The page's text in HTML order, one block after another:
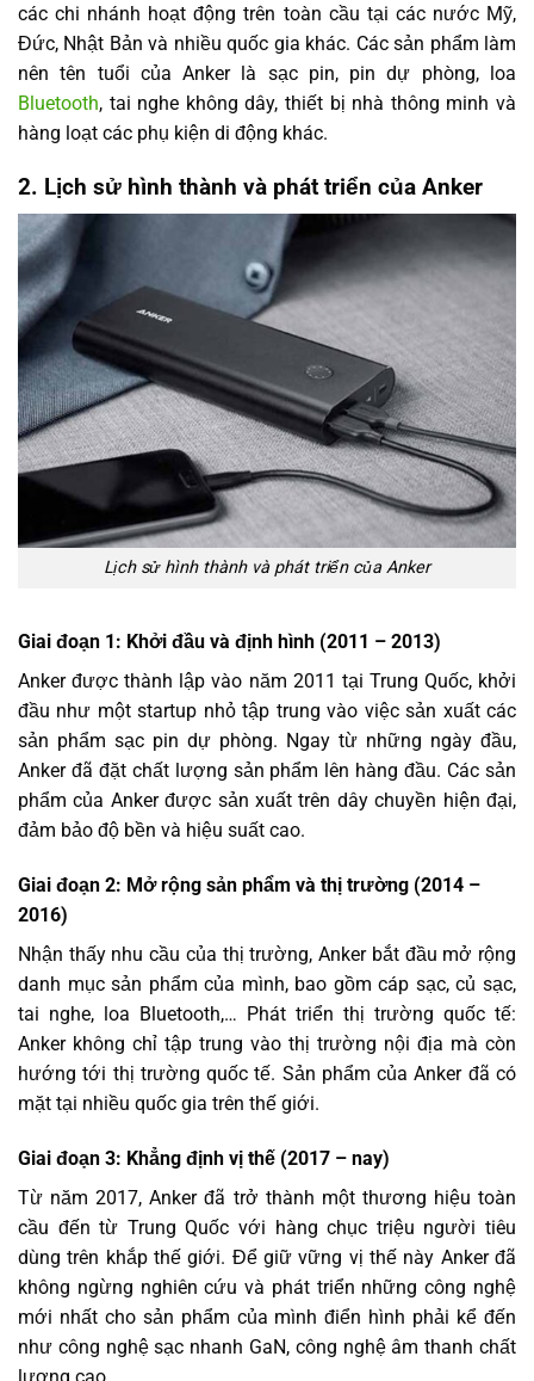
các chi nhánh hoạt động trên toàn cầu tại các nước Mỹ,
Đức, Nhật Bản và nhiều quốc gia khác. Các sản phẩm làm
nên tên tuổi của Anker là sạc pin, pin dự phòng, loa
Bluetooth, tai nghe không dây, thiết bị nhà thông minh và
hàng loạt các phụ kiện di động khác.
2. Lịch sử hình thành và phát triển của Anker
Lịch sử hình thành và phát triển của Anker
Giai đoạn 1: Khởi đầu và định hình (2011 – 2013)
Anker được thành lập vào năm 2011 tại Trung Quốc, khởi
đầu như một startup nhỏ tập trung vào việc sản xuất các
sản phẩm sạc pin dự phòng. Ngay từ những ngày đầu,
Anker đã đặt chất lượng sản phẩm lên hàng đầu. Các sản
phẩm của Anker được sản xuất trên dây chuyền hiện đại,
đảm bảo độ bền và hiệu suất cao.
Giai đoạn 2: Mở rộng sản phẩm và thị trường (2014 –
2016)
Nhận thấy nhu cầu của thị trường, Anker bắt đầu mở rộng
danh mục sản phẩm của mình, bao gồm cáp sạc, củ sạc,
tai nghe, loa Bluetooth,… Phát triển thị trường quốc tế:
Anker không chỉ tập trung vào thị trường nội địa mà còn
hướng tới thị trường quốc tế. Sản phẩm của Anker đã có
mặt tại nhiều quốc gia trên thế giới.
Giai đoạn 3: Khẳng định vị thế (2017 – nay)
Từ năm 2017, Anker đã trở thành một thương hiệu toàn
cầu đến từ Trung Quốc với hàng chục triệu người tiêu
dùng trên khắp thế giới. Để giữ vững vị thế này Anker đã
không ngừng nghiên cứu và phát triển những công nghệ
mới nhất cho sản phẩm của mình điển hình phải kể đến
như công nghệ sạc nhanh GaN, công nghệ âm thanh chất
lượng cao,…